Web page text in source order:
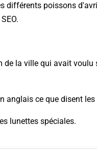
différents poissons
de la ville qui avait voulu
anglais ce que disent
lunettes spéciales.